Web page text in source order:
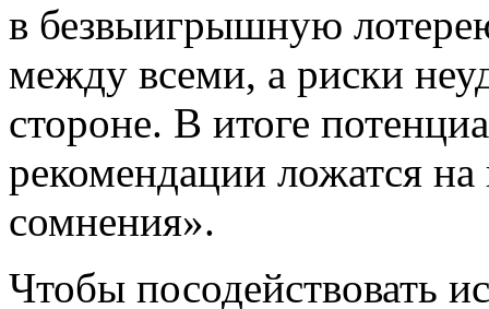
в безвыигрышную
между всеми, а риски
стороне. В итоге
рекомендации ложатся
сомнения».
Чтобы посодействовать